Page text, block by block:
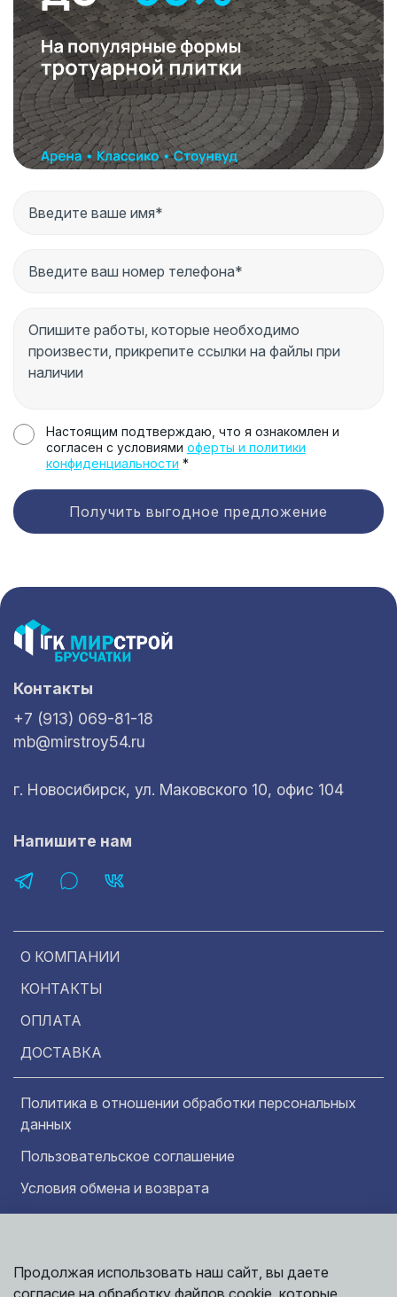
Настоящим подтверждаю, что я ознакомлен и
согласен с условиями оферты и политики
конфиденциальности *
Получить выгодное предложение
О КОМПАНИИ
КОНТАКТЫ
ОПЛАТА
ДОСТАВКА
Политика в отношении обработки персональных
данных
Пользовательское соглашение
Условия обмена и возврата
Контакты
+7 (913) 069-81-18
mb@mirstroy54.ru
г. Новосибирск, ул. Маковского 10, офис 104
Напишите нам
Информация представленная на сайте
носит исключительно ознакомительный
Продолжая использовать наш сайт, вы даете